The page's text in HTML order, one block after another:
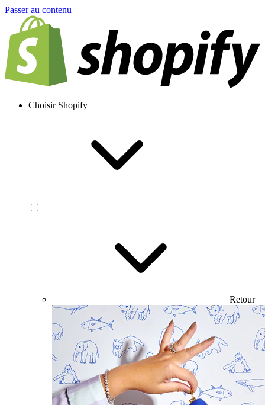
Passer au contenu
Choisir Shopify
Retour